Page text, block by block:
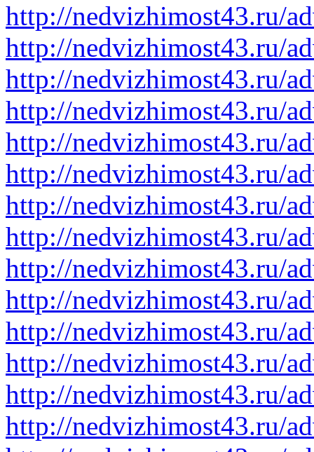
http://nedvizhimost43.ru/
http://nedvizhimost43.ru/
http://nedvizhimost43.ru/
http://nedvizhimost43.ru/
http://nedvizhimost43.ru/
http://nedvizhimost43.ru/
http://nedvizhimost43.ru/
http://nedvizhimost43.ru/
http://nedvizhimost43.ru/
http://nedvizhimost43.ru/
http://nedvizhimost43.ru/
http://nedvizhimost43.ru/
http://nedvizhimost43.ru/
http://nedvizhimost43.ru/